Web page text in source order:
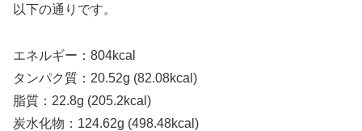
以下の通りです。
エネルギー：804kcal
タンパク質：20.52g (82.08kcal)
脂質：22.8g (205.2kcal)
炭水化物：124.62g (498.48kcal)